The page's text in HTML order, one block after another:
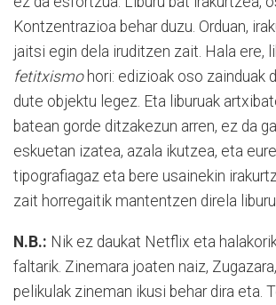
Kontzentrazioa behar duzu. Orduan,
jaitsi egin dela iruditzen zait. Hala ere,
fetitxismohori: edizioak oso zainduak
dute objektu legez. Eta liburuak
batean gorde ditzakezun arren, ez da
eskuetan izatea, azala ikutzea, eta
tipografiagaz eta bere usainekin
zait horregaitik mantentzen direla
N.B.: Nik ez daukat Netflix eta
faltarik. Zinemara joaten naiz,
pelikulak zineman ikusi behar dira eta.